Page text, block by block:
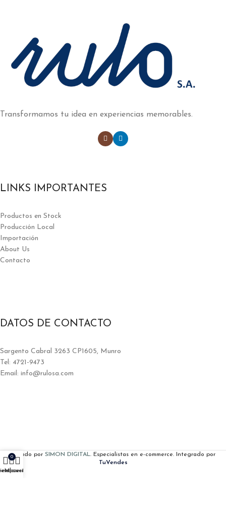
Transformamos tu idea en experiencias memorables.
LINKS IMPORTANTES
Productos en Stock
Producción Local
Importación
About Us
Contacto
DATOS DE CONTACTO
Sargento Cabral 3263 CP1605, Munro
Tel: 4721-9473
Email: info@rulosa.com
Creado por SIMON DIGITAL. Especialistas en e-commerce. Integrado por
TuVendes
0
Mi cuenta